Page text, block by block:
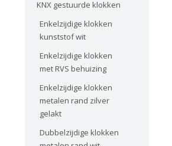
KNX gestuurde klokken
Enkelzijdige klokken
kunststof wit
Enkelzijdige klokken
met RVS behuizing
Enkelzijdige klokken
metalen rand zilver
gelakt
Dubbelzijdige klokken